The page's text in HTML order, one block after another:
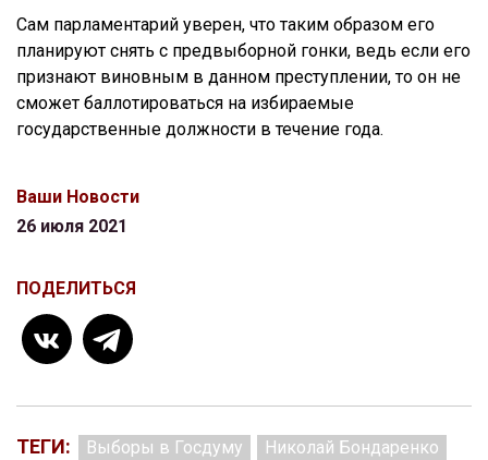
Сам парламентарий уверен, что таким образом его
планируют снять с предвыборной гонки, ведь если его
признают виновным в данном преступлении, то он не
сможет баллотироваться на избираемые
государственные должности в течение года.
Ваши Новости
26 июля 2021
ПОДЕЛИТЬСЯ
ТЕГИ: Выборы в Госдуму
Николай Бондаренко